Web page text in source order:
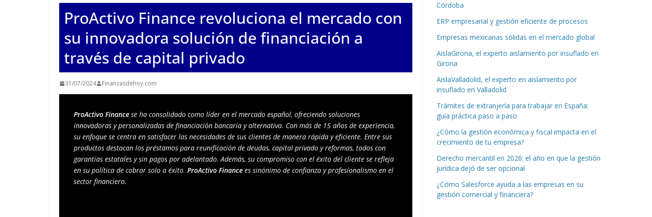
ProActivo Finance revoluciona el mercado con
su innovadora solución de financiación a
través de capital privado
31/07/2024 Finanzasdehoy.com
ProActivo Finance se ha consolidado como líder en el mercado español, ofreciendo soluciones
innovadoras y personalizadas de financiación bancaria y alternativa. Con más de 15 años de experiencia,
su enfoque se centra en satisfacer las necesidades de sus clientes de manera rápida y eficiente. Entre sus
productos destacan los préstamos para reunificación de deudas, capital privado y reformas, todos con
garantías estatales y sin pagos por adelantado. Además, su compromiso con el éxito del cliente se refleja
en su política de cobrar solo a éxito. ProActivo Finance es sinónimo de confianza y profesionalismo en el
sector financiero.
Córdoba
ERP empresarial y gestión eficiente de procesos
Empresas mexicanas sólidas en el mercado global
AislaGirona, el experto aislamiento por insuflado en
Girona
AislaValladolid, el experto en aislamiento por
insuflado en Valladolid
Trámites de extranjería para trabajar en España:
guía práctica paso a paso
¿Cómo la gestión económica y fiscal impacta en el
crecimiento de tu empresa?
Derecho mercantil en 2026: el año en que la gestión
jurídica dejó de ser opcional
¿Cómo Salesforce ayuda a las empresas en su
gestión comercial y financiera?